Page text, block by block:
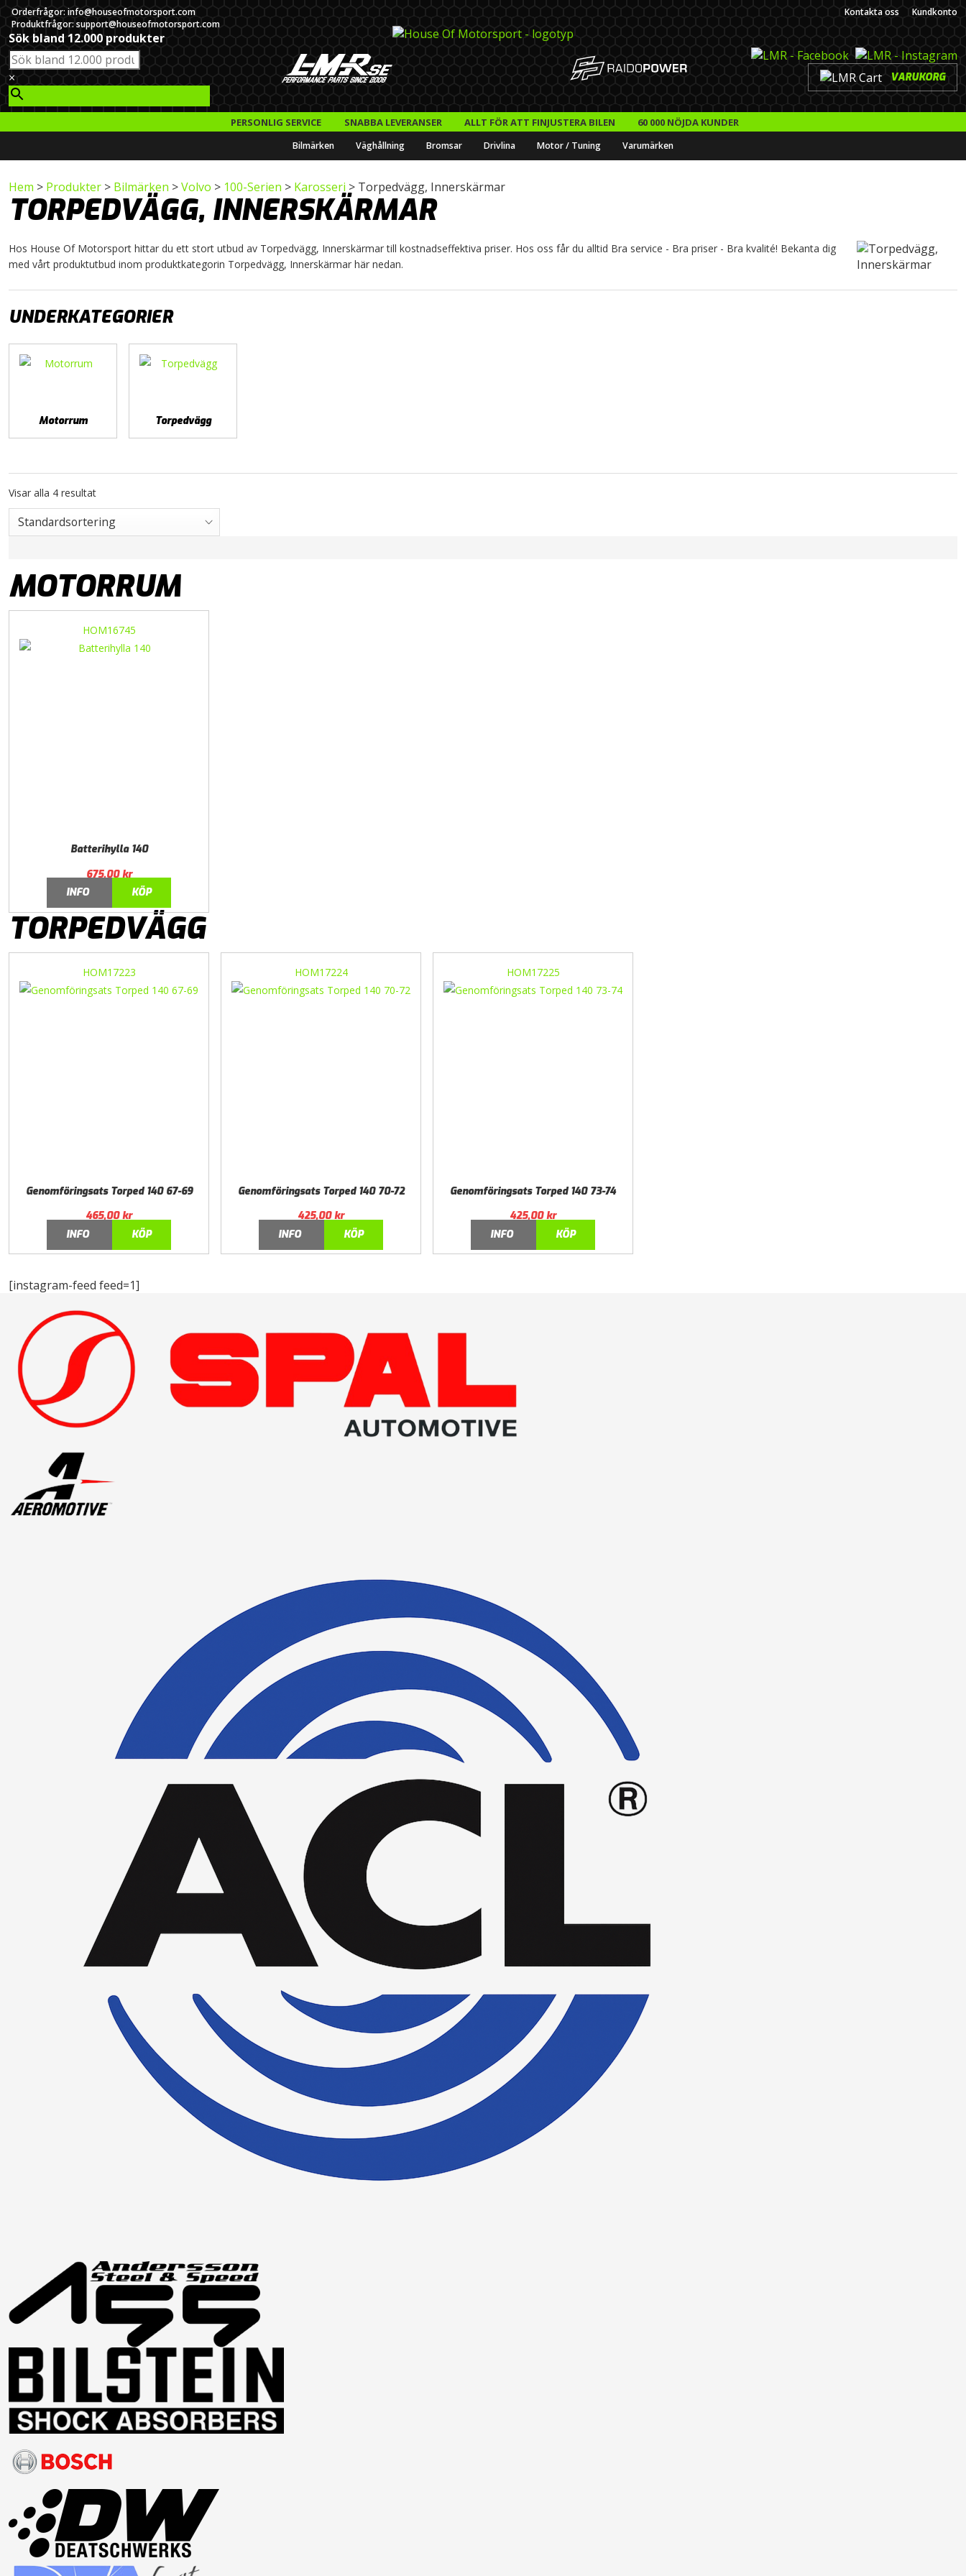
Orderfrågor: info@houseofmotorsport.com
Produktfrågor: support@houseofmotorsport.com
Kontakta oss Kundkonto
Sök bland 12.000 produkter
× VARUKORG
PERSONLIG SERVICE SNABBA LEVERANSER ALLT FÖR ATT FINJUSTERA BILEN 60 000 NÖJDA KUNDER
Bilmärken Väghållning Bromsar Drivlina Motor / Tuning Varumärken
Hem > Produkter > Bilmärken >Volvo > 100-Serien > Karosseri > Torpedvägg, Innerskärmar
TORPEDVÄGG, INNERSKÄRMAR
Hos House Of Motorsport hittar du ett stort utbud av Torpedvägg, Innerskärmar till kostnadseffektiva priser. Hos oss får du alltid Bra service - Bra priser - Bra kvalité! Bekanta dig
med vårt produktutbud inom produktkategorin Torpedvägg, Innerskärmar här nedan.
UNDERKATEGORIER
Motorrum Torpedvägg
Visar alla 4 resultat
MOTORRUM
HOM16745
Batterihylla 140
675,00kr
INFO
KÖP
TORPEDVÄGG
HOM17223
Genomföringsats Torped 140 67-69
465,00kr
INFO
KÖP
HOM17224
Genomföringsats Torped 140 70-72
425,00kr
INFO
KÖP
HOM17225
Genomföringsats Torped 140 73-74
425,00kr
INFO
KÖP
[instagram-feed feed=1]